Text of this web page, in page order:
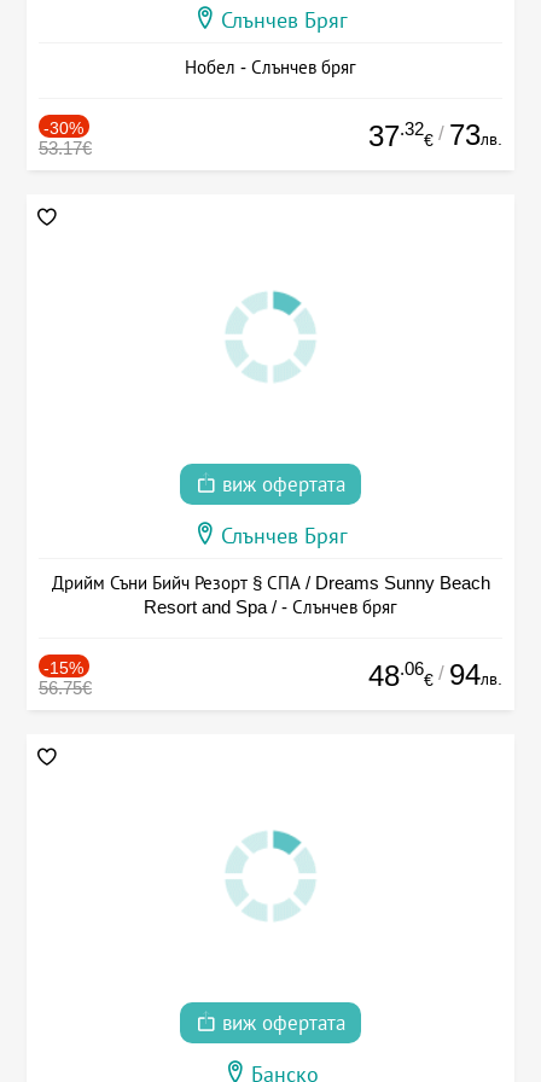
Слънчев Бряг
Нобел - Слънчев бряг
-30%
53.17€ 37.32
€ / 73лв.
виж офертата
Слънчев Бряг
Дрийм Съни Бийч Резорт § СПА / Dreams Sunny Beach
Resort and Spa / - Слънчев бряг
-15%
56.75€ 48.06
€ / 94лв.
виж офертата
Банско